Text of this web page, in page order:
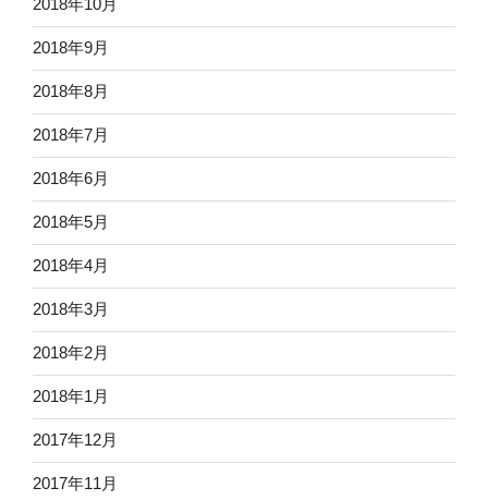
2018年10月
2018年9月
2018年8月
2018年7月
2018年6月
2018年5月
2018年4月
2018年3月
2018年2月
2018年1月
2017年12月
2017年11月